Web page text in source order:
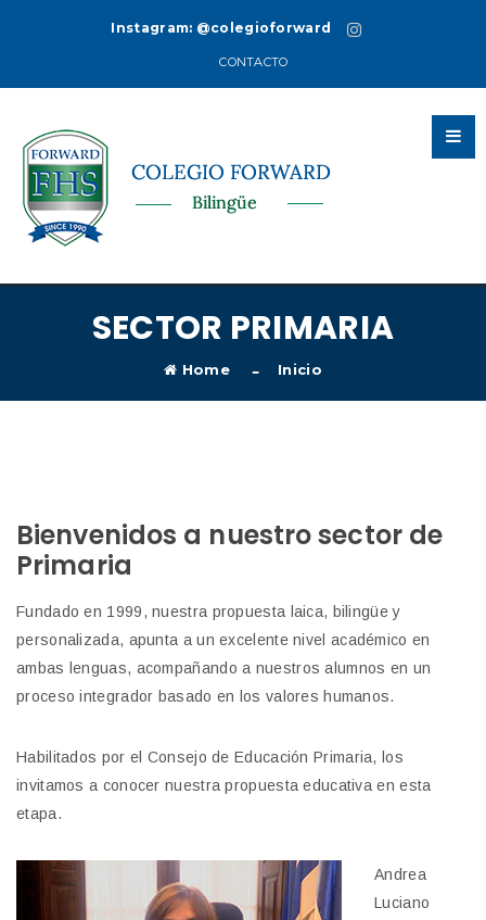
Instagram: @colegioforward
CONTACTO
SECTOR PRIMARIA
Home Inicio
Bienvenidos a nuestro sector de
Primaria
Fundado en 1999, nuestra propuesta laica, bilingüe y
personalizada, apunta a un excelente nivel académico en
ambas lenguas, acompañando a nuestros alumnos en un
proceso integrador basado en los valores humanos.
Habilitados por el Consejo de Educación Primaria, los
invitamos a conocer nuestra propuesta educativa en esta
etapa.
Andrea
Luciano